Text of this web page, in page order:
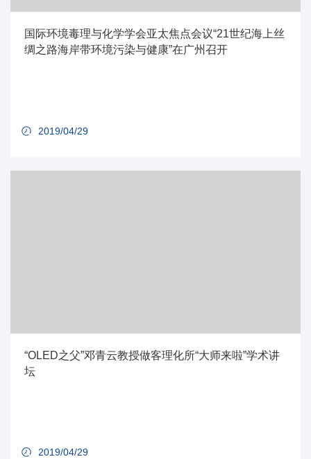
国际环境毒理与化学学会亚太焦点会议“21世纪海上丝
绸之路海岸带环境污染与健康”在广州召开
2019/04/29
“OLED之父”邓青云教授做客理化所“大师来啦”学术讲
坛
2019/04/29